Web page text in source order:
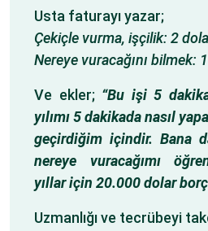
Usta faturayı yazar;
Çekiçle vurma, işçilik: 2
Nereye vuracağını bilmek:
Ve ekler; “Bu işi 5
yılımı 5 dakikada nasıl
geçirdiğim içindir. Bana
nereye vuracağımı
yıllar için 20.000 dolar
Uzmanlığı ve tecrübeyi